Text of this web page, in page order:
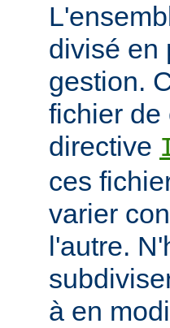
divisé en
gestion.
fichier de
directive
ces
varier
l'autre.
à en